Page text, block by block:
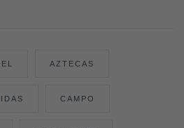
AZTECAS
CAMPO